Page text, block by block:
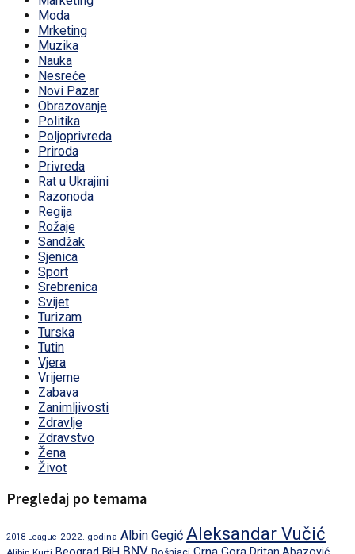
Moda
Mrketing
Muzika
Nauka
Nesreće
Novi Pazar
Obrazovanje
Politika
Poljoprivreda
Priroda
Privreda
Rat u Ukrajini
Razonoda
Regija
Rožaje
Sandžak
Sjenica
Sport
Srebrenica
Svijet
Turizam
Turska
Tutin
Vjera
Vrijeme
Zabava
Zanimljivosti
Zdravlje
Zdravstvo
Žena
Život
Pregledaj po temama
2018 League 2022. godina Albin Gegić Aleksandar Vučić